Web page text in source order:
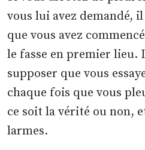
vous lui avez demandé,
que vous avez
le fasse en premier
supposer que vous
chaque fois que vous
ce soit la vérité ou non,
larmes.